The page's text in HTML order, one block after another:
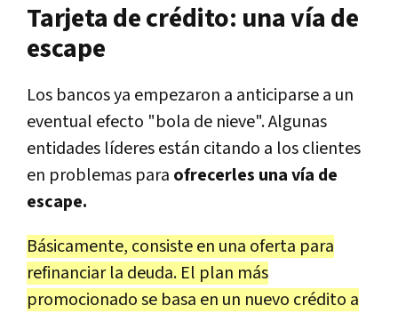
Tarjeta de crédito: una vía de
escape
Los bancos ya empezaron a anticiparse a un
eventual efecto "bola de nieve". Algunas
entidades líderes están citando a los clientes
en problemas para ofrecerles una vía de
escape.
Básicamente, consiste en una oferta para
refinanciar la deuda. El plan más
promocionado se basa en un nuevo crédito a